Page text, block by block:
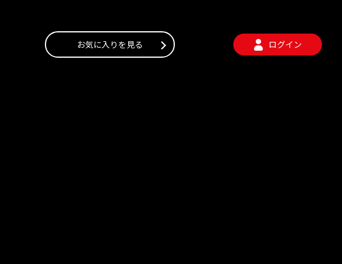
お気に入りを見る ログイン